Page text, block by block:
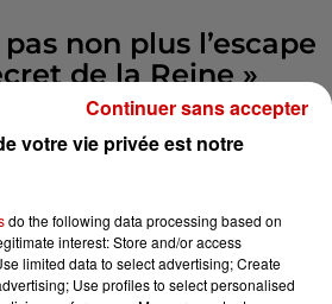
non plus l’escape
de la Reine »
et les JEP en
et 21).
à partir de
Prix par personne.
au 02 51
votre vie privée est notre
do the following data processing based on
interest: Store and/or access
limited data to select advertising; Create
Use profiles to select personalised
Continuer sans accepter